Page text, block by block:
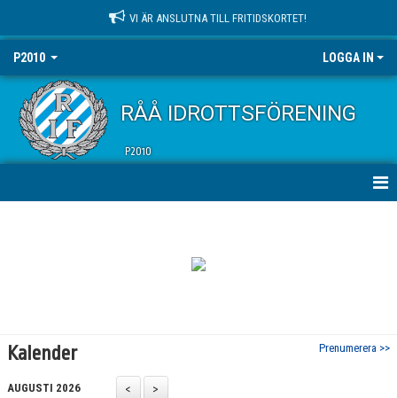
VI ÄR ANSLUTNA TILL FRITIDSKORTET!
P2010 LOGGA IN
RÅÅ IDROTTSFÖRENING
P2010
Prenumerera >>
Kalender
AUGUSTI 2026